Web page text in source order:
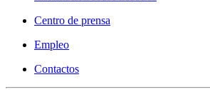
Centro de prensa
Empleo
Contactos